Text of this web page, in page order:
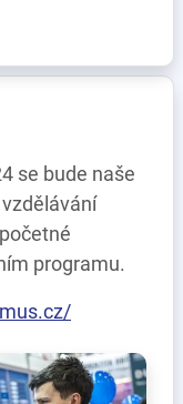
se bude naše
programu.